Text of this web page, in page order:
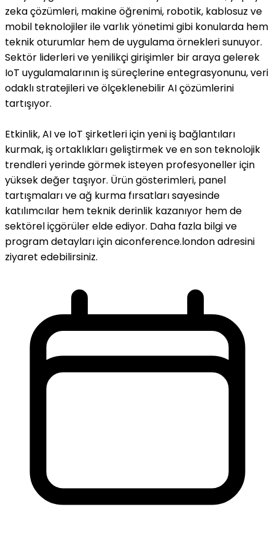
zeka çözümleri, makine öğrenimi, robotik, kablosuz ve
mobil teknolojiler ile varlık yönetimi gibi konularda hem
teknik oturumlar hem de uygulama örnekleri sunuyor.
Sektör liderleri ve yenilikçi girişimler bir araya gelerek
IoT uygulamalarının iş süreçlerine entegrasyonunu, veri
odaklı stratejileri ve ölçeklenebilir AI çözümlerini
tartışıyor.
Etkinlik, AI ve IoT şirketleri için yeni iş bağlantıları
kurmak, iş ortaklıkları geliştirmek ve en son teknolojik
trendleri yerinde görmek isteyen profesyoneller için
yüksek değer taşıyor. Ürün gösterimleri, panel
tartışmaları ve ağ kurma fırsatları sayesinde
katılımcılar hem teknik derinlik kazanıyor hem de
sektörel içgörüler elde ediyor. Daha fazla bilgi ve
program detayları için aiconference.london adresini
ziyaret edebilirsiniz.